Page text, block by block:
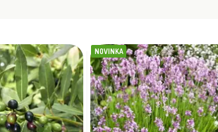
NOVINKA